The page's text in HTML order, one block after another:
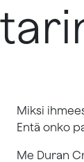
Miksi
Entä onko
Me Duran